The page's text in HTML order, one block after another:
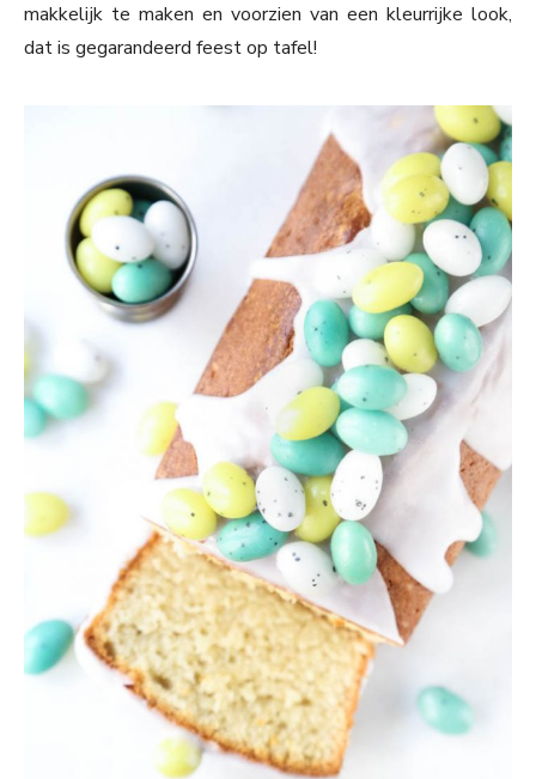
makkelijk te maken en voorzien van een kleurrijke look,
dat is gegarandeerd feest op tafel!